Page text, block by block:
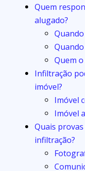
Quem
alugado?
Quem
Infiltração
imóvel?
Imóvel
Imóvel
Quais
infiltração?